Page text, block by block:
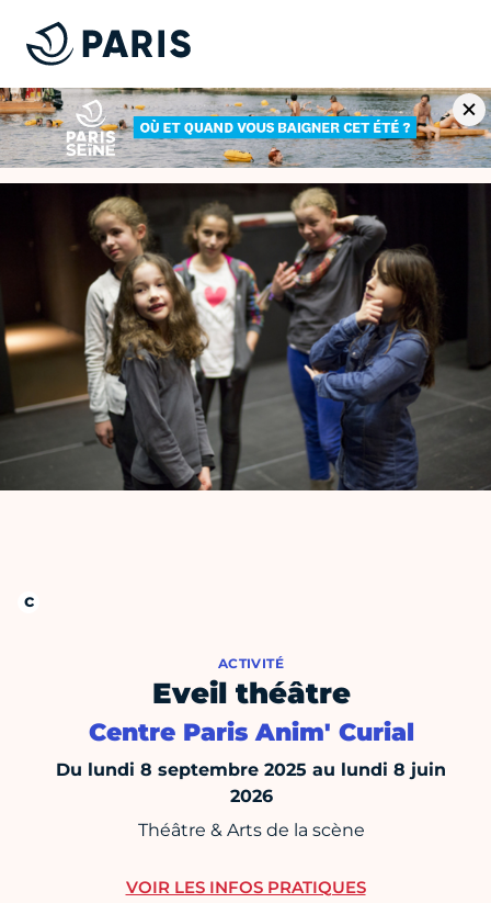
ACTIVITÉ
Eveil théâtre
Centre Paris Anim' Curial
Du lundi 8 septembre 2025 au lundi 8 juin
2026
Théâtre & Arts de la scène
VOIR LES INFOS PRATIQUES